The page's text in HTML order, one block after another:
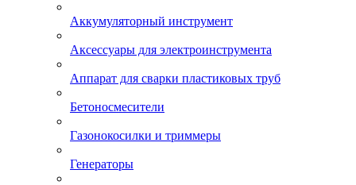
Аккумуляторный инструмент
Аксессуары для электроинструмента
Аппарат для сварки пластиковых труб
Бетоносмесители
Газонокосилки и триммеры
Генераторы